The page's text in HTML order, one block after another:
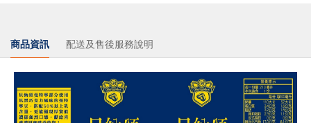
商品資訊 配送及售後服務說明